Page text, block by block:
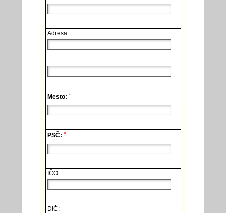
Adresa:
Mesto: *
PSČ: *
IČO:
DIČ: